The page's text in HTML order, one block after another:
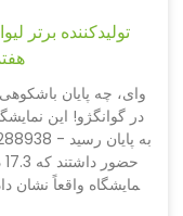
جهان که به دنبال
پایدار هستند،
وای، چه پایان
در گوانگژو! این
نمایشگاه واقعاً نشان